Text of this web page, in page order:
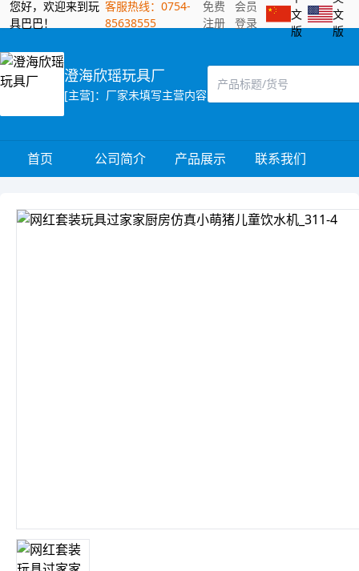
您好，欢迎来到玩
具巴巴！
客服热线：0754-
85638555
免费
注册
会员
登录
文
版
文
版
澄海欣瑶玩具厂
[主营]：厂家未填写主营内容
首页 公司简介 产品展示 联系我们